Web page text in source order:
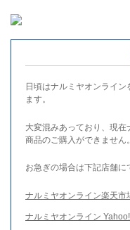
日頃はナルミヤオンライ
ます。
大変混みあっており、現
商品のご購入ができません。
お急ぎの場合は下記店舗に
ナルミヤオンライン楽天市
ナルミヤオンライン